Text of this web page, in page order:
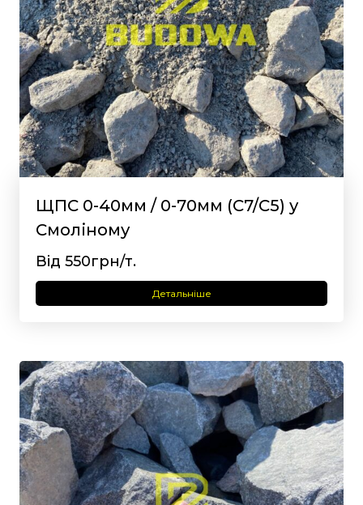
ЩПС 0-40мм / 0-70мм (С7/С5) у
Смоліному
Від 550грн/т.
Детальніше